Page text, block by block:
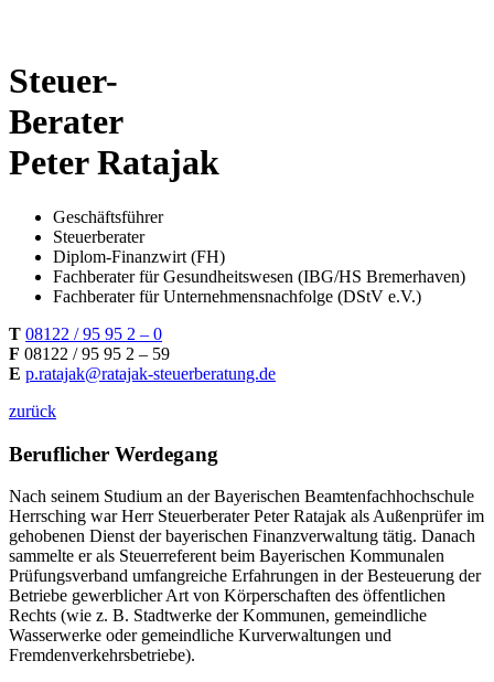
Steuer-
Berater
Peter Ratajak
Geschäftsführer
Steuerberater
Diplom-Finanzwirt (FH)
Fachberater für Gesundheitswesen (IBG/HS Bremerhaven)
Fachberater für Unternehmensnachfolge (DStV e.V.)
T 08122 / 95 95 2 – 0
F 08122 / 95 95 2 – 59
E p.ratajak@ratajak-steuerberatung.de
zurück
Beruflicher Werdegang
Nach seinem Studium an der Bayerischen Beamtenfachhochschule
Herrsching war Herr Steuerberater Peter Ratajak als Außenprüfer im
gehobenen Dienst der bayerischen Finanzverwaltung tätig. Danach
sammelte er als Steuerreferent beim Bayerischen Kommunalen
Prüfungsverband umfangreiche Erfahrungen in der Besteuerung der
Betriebe gewerblicher Art von Körperschaften des öffentlichen
Rechts (wie z. B. Stadtwerke der Kommunen, gemeindliche
Wasserwerke oder gemeindliche Kurverwaltungen und
Fremdenverkehrsbetriebe).